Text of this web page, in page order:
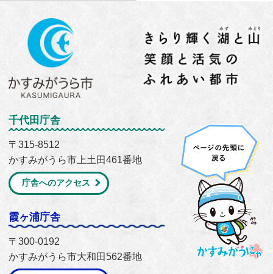
千代田庁舎
〒315-8512
かすみがうら市上土田461番地
庁舎へのアクセス
霞ヶ浦庁舎
〒300-0192
かすみがうら市大和田562番地